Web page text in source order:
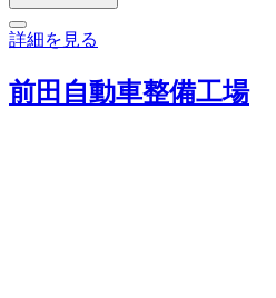
詳細を見る
前田自動車整備工場